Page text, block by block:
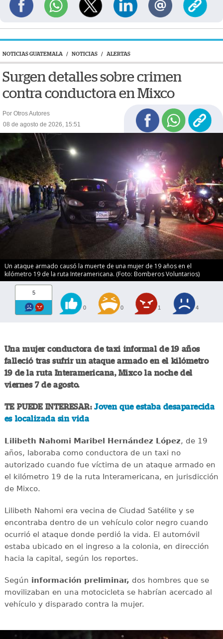
NOTICIAS GUATEMALA / NOTICIAS / ALERTAS
Surgen detalles sobre crimen
contra conductora en Mixco
Por Otros Autores
08 de agosto de 2026, 15:51
Un ataque armado causó la muerte de una mujer de 19 años en el
kilómetro 19 de la ruta Interamericana. (Foto: Bomberos Voluntarios)
5
0 0 1 4
Una mujer conductora de taxi informal de 19 años
falleció tras sufrir un ataque armado en el kilómetro
19 de la ruta Interamericana, Mixco la noche del
viernes 7 de agosto.
TE PUEDE INTERESAR:Joven que estaba desaparecida
es localizada sin vida
Lilibeth Nahomi Maribel Hernández López, de 19
años, laboraba como conductora de un taxi no
autorizado cuando fue víctima de un ataque armado en
el kilómetro 19 de la ruta Interamericana, en jurisdicción
de Mixco.
Lilibeth Nahomi era vecina de Ciudad Satélite y se
encontraba dentro de un vehículo color negro cuando
ocurrió el ataque donde perdió la vida. El automóvil
estaba ubicado en el ingreso a la colonia, en dirección
hacia la capital, según los reportes.
Según información preliminar, dos hombres que se
movilizaban en una motocicleta se habrían acercado al
vehículo y disparado contra la mujer.